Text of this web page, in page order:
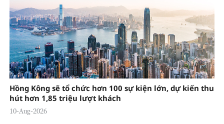
Hồng Kông sẽ tổ chức hơn 100 sự kiện lớn, dự kiến thu
hút hơn 1,85 triệu lượt khách
10-Aug-2026